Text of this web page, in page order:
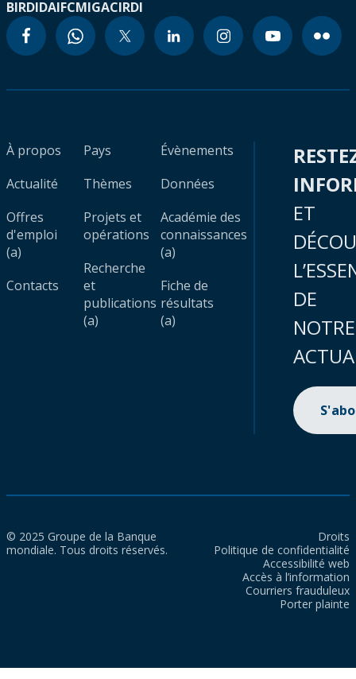
BIRDIDAIFCMIGACIRDI
À propos
Actualité
Offres
d'emploi
(a)
Contacts
Pays
Thèmes
Projets et
opérations
Recherche
et
publications
(a)
Évènements
Données
Académie des
connaissances
(a)
Fiche de
résultats
(a)
ET
DE
NOTRE
© 2025 Groupe de la Banque
mondiale. Tous droits réservés.
Droits
Politique de confidentialité
Accessibilité web
Accès à l’information
Courriers frauduleux
Porter plainte